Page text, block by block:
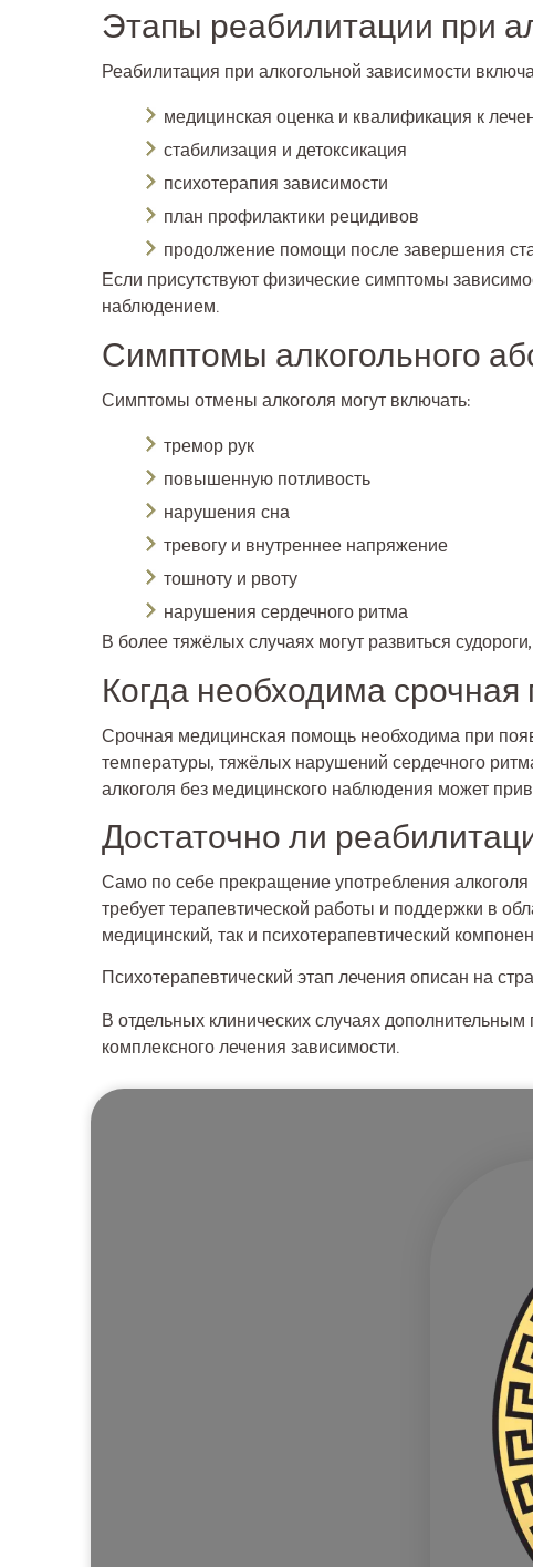
Этапы реабилитации при
Реабилитация при алкогольной зависимости
медицинская оценка и квалификация к
стабилизация и детоксикация
психотерапия зависимости
план профилактики рецидивов
продолжение помощи после завершения
Если присутствуют физические симптомы
наблюдением.
Симптомы алкогольного
Симптомы отмены алкоголя могут включать:
тремор рук
повышенную потливость
нарушения сна
тревогу и внутреннее напряжение
тошноту и рвоту
нарушения сердечного ритма
В более тяжёлых случаях могут развиться
Когда необходима
Срочная медицинская помощь необходима при
температуры, тяжёлых нарушений сердечного
алкоголя без медицинского наблюдения может
Достаточно ли
Само по себе прекращение употребления
требует терапевтической работы и поддержки в
медицинский, так и психотерапевтический
Психотерапевтический этап лечения описан на
В отдельных клинических случаях
комплексного лечения зависимости.